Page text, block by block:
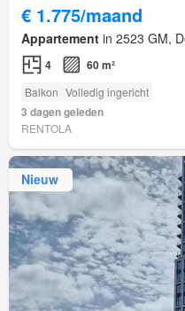
€ 1.775/maand
Appartement in 2523 GM,
4 60 m²
Balkon Volledig ingericht
3 dagen geleden
RENTOLA
Nieuw